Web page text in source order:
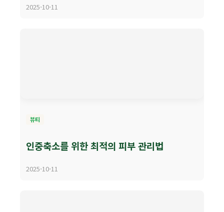
2025-10-11
뷰티
인중축소를 위한 최적의 피부 관리법
2025-10-11